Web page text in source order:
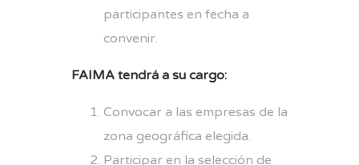
participantes en fecha a
convenir.
FAIMA tendrá a su cargo:
Convocar a las empresas de la
zona geográfica elegida.
Participar en la selección de